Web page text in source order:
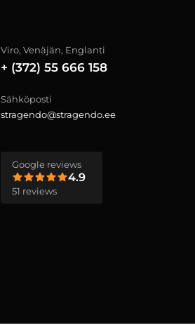
Viro, Venäjän, Englanti
+ (372) 55 666 158
Sähköposti
stragendo@stragendo.ee
Google reviews
4.9
51 reviews